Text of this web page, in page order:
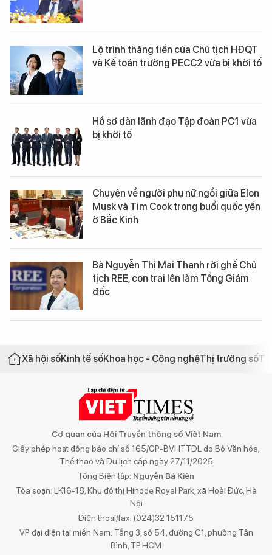
Lộ trình thăng tiến của Chủ tịch HĐQT
và Kế toán trưởng PECC2 vừa bị khởi tố
Hồ sơ dàn lãnh đạo Tập đoàn PC1 vừa
bị khởi tố
Chuyện về người phụ nữ ngồi giữa Elon
Musk và Tim Cook trong buổi quốc yến
ở Bắc Kinh
Bà Nguyễn Thị Mai Thanh rời ghế Chủ
tịch REE, con trai lên làm Tổng Giám
đốc
Xã hội sốKinh tế sốKhoa học - Công nghệThị trường số
Cơ quan của Hội Truyền thông số Việt Nam
Giấy phép hoạt động báo chí số 165/GP-BVHTTDL do Bộ Văn hóa,
Thể thao và Du lịch cấp ngày 27/11/2025
Tổng Biên tập: Nguyễn Bá Kiên
Tòa soạn: LK16-18, Khu đô thị Hinode Royal Park, xã Hoài Đức, Hà
Nội
Điện thoại/fax: (024)32 151175
VP đại diện tại miền Nam: Tầng 3, số 54, đường C1, phường Tân
Bình, TP.HCM